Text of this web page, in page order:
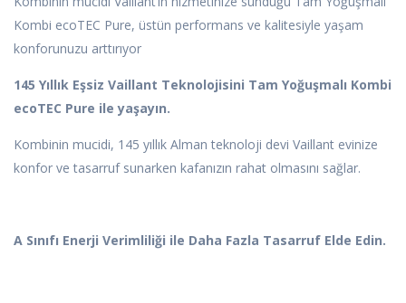
Kombi ecoTEC Pure, üstün performans ve kalitesiyle yaşam
konforunuzu arttırıyor
145 Yıllık Eşsiz Vaillant Teknolojisini Tam Yoğuşmalı Kombi
ecoTEC Pure ile yaşayın.
Kombinin mucidi, 145 yıllık Alman teknoloji devi Vaillant evinize
konfor ve tasarruf sunarken kafanızın rahat olmasını sağlar.
A Sınıfı Enerji Verimliliği ile Daha Fazla Tasarruf Elde Edin.